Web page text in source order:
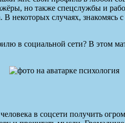
но также спецслужбы и
некоторых случаях,
в социальной сети? В этом
в соцсети получить